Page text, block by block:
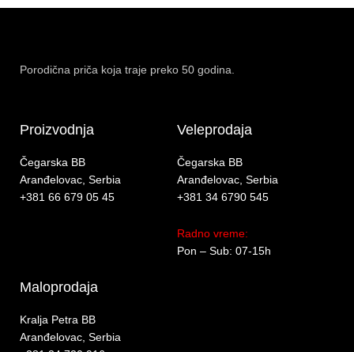
Porodična priča koja traje preko 50 godina.
Proizvodnja
Čegarska BB
Aranđelovac, Serbia
+381 66 679 05 45
Veleprodaja
Čegarska BB
Aranđelovac, Serbia
+381 34 6790 545
Radno vreme:
Pon – Sub: 07-15h
Maloprodaja
Kralja Petra BB
Aranđelovac, Serbia